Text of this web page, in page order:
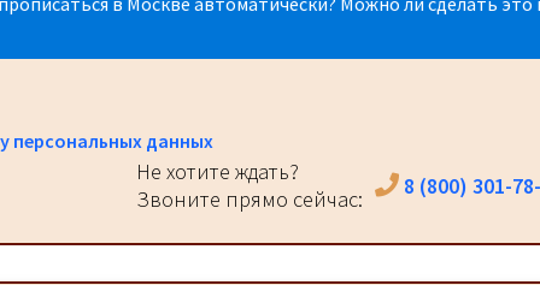
персональных данных
Не хотите ждать?
Звоните прямо сейчас:
8 (800) 301-